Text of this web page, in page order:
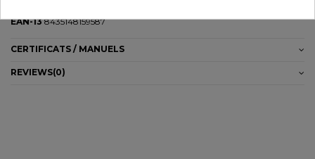
EAN-13 8435148159587
CERTIFICATS / MANUELS
REVIEWS(0)